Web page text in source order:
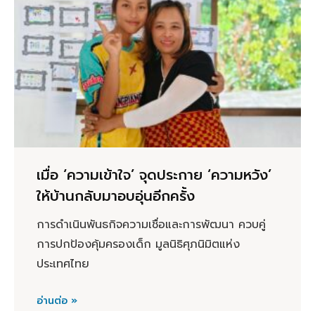
เมื่อ ‘ความเข้าใจ’ จุดประกาย ‘ความหวัง’
ให้บ้านกลับมาอบอุ่นอีกครั้ง
การดำเนินพันธกิจความเชื่อและการพัฒนา ควบคู่
การปกป้องคุ้มครองเด็ก มูลนิธิศุภนิมิตแห่ง
ประเทศไทย
อ่านต่อ »